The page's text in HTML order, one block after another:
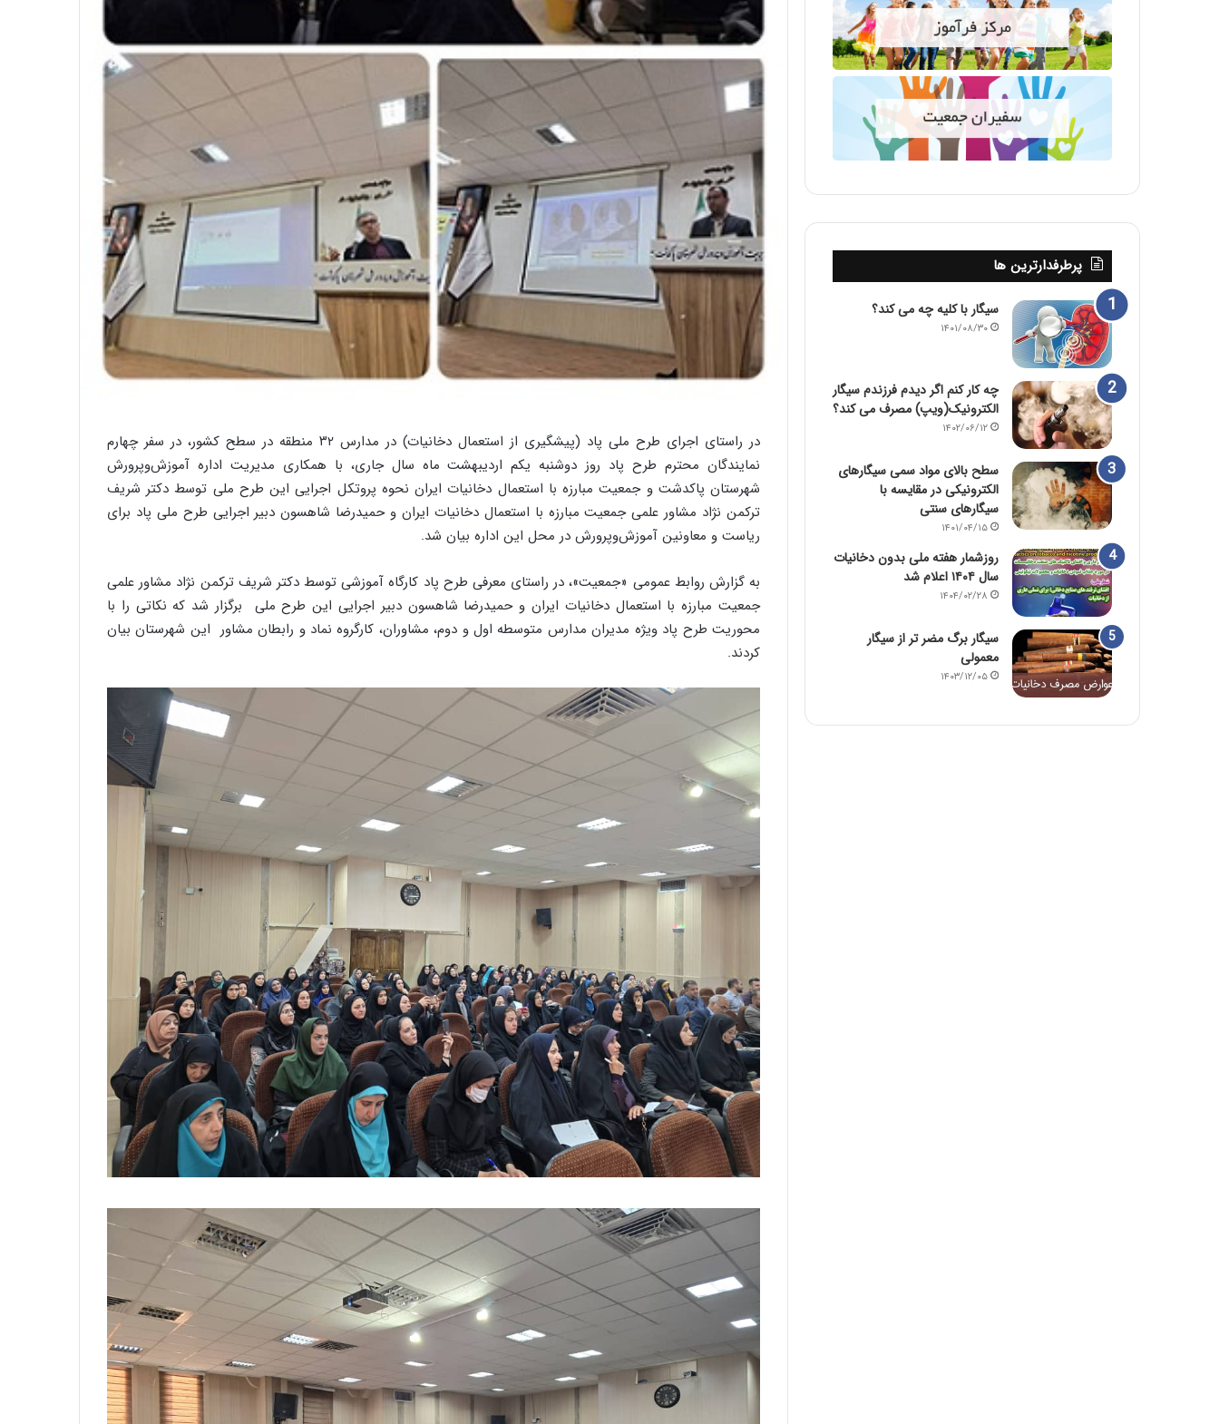
در راستای اجرای طرح ملی پاد (پیشگیری از استعمال دخانیات) در مدارس ۳۲ منطقه در سطح کشور، در سفر چهارم
نمایندگان محترم طرح پاد روز دوشنبه یکم اردیبهشت ماه سال جاری، با همکاری مدیریت اداره آموزش‌وپرورش
شهرستان پاکدشت و جمعیت مبارزه با استعمال دخانیات ایران نحوه پروتکل اجرایی این طرح ملی توسط دکتر شریف
ترکمن نژاد مشاور علمی جمعیت مبارزه با استعمال دخانیات ایران و حمیدرضا شاهسون دبیر اجرایی طرح ملی پاد برای
ریاست و معاونین آموزش‌وپرورش در محل این اداره بیان شد.
به گزارش روابط عمومی «جمعیت»، در راستای معرفی طرح پاد کارگاه آموزشی توسط دکتر شریف ترکمن نژاد مشاور علمی
جمعیت مبارزه با استعمال دخانیات ایران و حمیدرضا شاهسون دبیر اجرایی این طرح ملی برگزار شد که نکاتی را با
محوریت طرح پاد ویژه مدیران مدارس متوسطه اول و دوم، مشاوران، کارگروه نماد و رابطان مشاور این شهرستان بیان
کردند.
پرطرفدارترین ها
سیگار با کلیه چه می کند؟
۱۴۰۱/۰۸/۳۰
چه کار کنم اگر دیدم فرزندم سیگار
الکترونیک(ویپ) مصرف می کند؟
۱۴۰۲/۰۶/۱۲
سطح بالای مواد سمی سیگارهای
الکترونیکی در مقایسه با
سیگارهای سنتی
۱۴۰۱/۰۴/۱۵
روزشمار هفته ملی بدون دخانیات
سال ۱۴۰۴ اعلام شد
۱۴۰۴/۰۲/۲۸
سیگار برگ مضر تر از سیگار
معمولی
۱۴۰۳/۱۲/۰۵